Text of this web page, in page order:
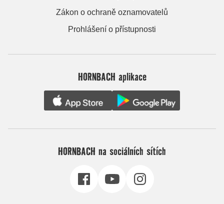
Zákon o ochraně oznamovatelů
Prohlášení o přístupnosti
HORNBACH aplikace
HORNBACH na sociálních sítích